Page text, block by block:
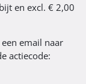
en excl. € 2,00
email naar
actiecode: